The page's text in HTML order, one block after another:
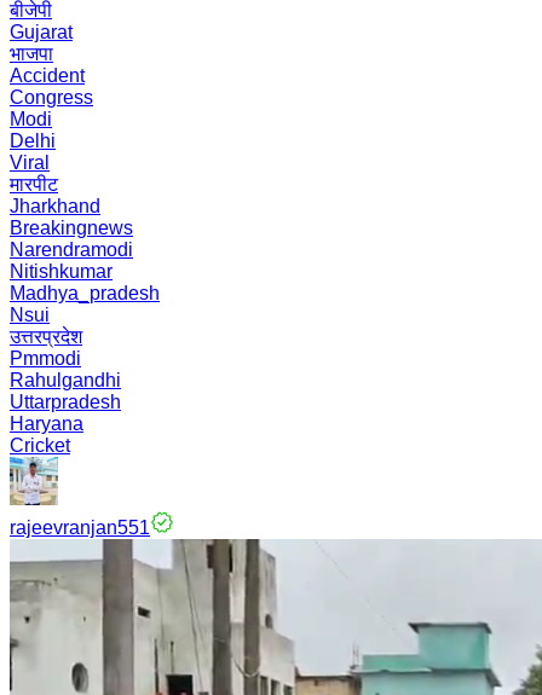
बीजेपी
Gujarat
भाजपा
Accident
Congress
Modi
Delhi
Viral
मारपीट
Jharkhand
Breakingnews
Narendramodi
Nitishkumar
Madhya_pradesh
Nsui
उत्तरप्रदेश
Pmmodi
Rahulgandhi
Uttarpradesh
Haryana
Cricket
rajeevranjan551